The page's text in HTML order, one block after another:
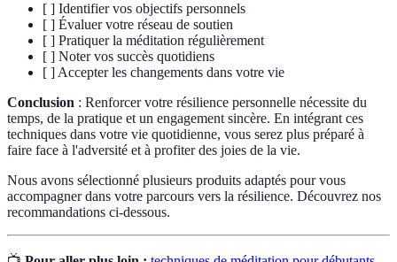
[ ] Identifier vos objectifs personnels
[ ] Évaluer votre réseau de soutien
[ ] Pratiquer la méditation régulièrement
[ ] Noter vos succès quotidiens
[ ] Accepter les changements dans votre vie
Conclusion : Renforcer votre résilience personnelle nécessite du
temps, de la pratique et un engagement sincère. En intégrant ces
techniques dans votre vie quotidienne, vous serez plus préparé à
faire face à l'adversité et à profiter des joies de la vie.
Nous avons sélectionné plusieurs produits adaptés pour vous
accompagner dans votre parcours vers la résilience. Découvrez nos
recommandations ci-dessous.